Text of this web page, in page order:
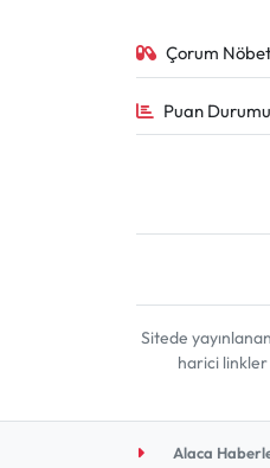
Çorum
Puan
Sitede
harici linkler
Alaca